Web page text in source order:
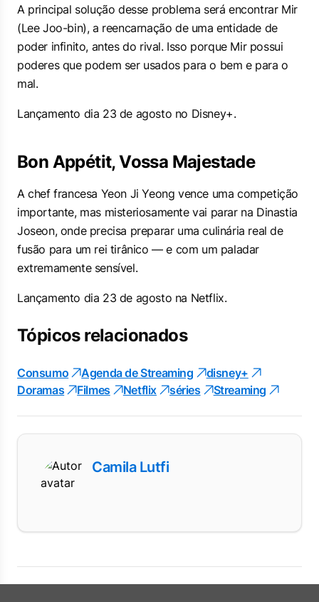
A principal solução desse problema será encontrar Mir
(Lee Joo-bin), a reencarnação de uma entidade de
poder infinito, antes do rival. Isso porque Mir possui
poderes que podem ser usados para o bem e para o
mal.
Lançamento dia 23 de agosto no Disney+.
Bon Appétit, Vossa Majestade
A chef francesa Yeon Ji Yeong vence uma competição
importante, mas misteriosamente vai parar na Dinastia
Joseon, onde precisa preparar uma culinária real de
fusão para um rei tirânico — e com um paladar
extremamente sensível.
Lançamento dia 23 de agosto na Netflix.
Tópicos relacionados
Consumo Agenda de Streaming
disney+
Doramas
Filmes Netflix séries Streaming
Camila Lutfi